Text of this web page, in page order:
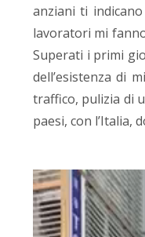
anziani ti
lavoratori mi
Superati i primi
dell’esistenza di
traffico, pulizia di
paesi, con l’Italia,
Video
Player